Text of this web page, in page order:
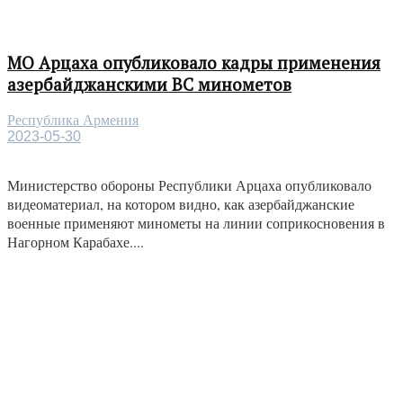
МО Арцаха опубликовало кадры применения
азербайджанскими ВС минометов
Республика Армения
2023-05-30
Министерство обороны Республики Арцаха опубликовало
видеоматериал, на котором видно, как азербайджанские
военные применяют минометы на линии соприкосновения в
Нагорном Карабахе....